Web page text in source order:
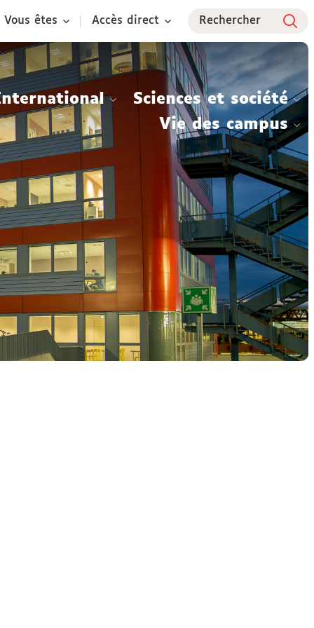
Vous êtes Accès direct Rechercher
Sciences et société
Vie des campus